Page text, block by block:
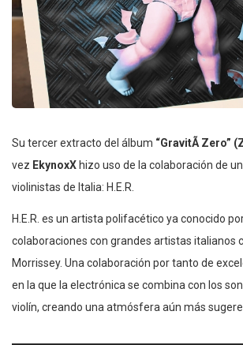
Su tercer extracto del álbum “GravitÃ Zero”
vez EkynoxX hizo uso de la colaboración de
violinistas de Italia: H.E.R.
H.E.R. es un artista polifacético ya conocido
colaboraciones con grandes artistas italianos
Morrissey. Una colaboración por tanto de
en la que la electrónica se combina con los
violín, creando una atmósfera aún más